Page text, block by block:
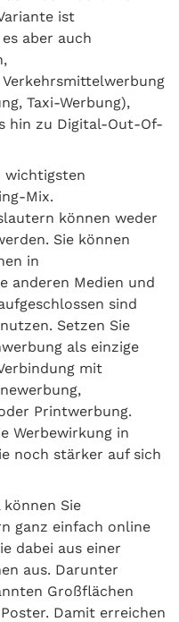
ist
aber auch
Taxi-Werbung),
hin zu Digital-Out-Of-
wichtigsten
Mix.
können weder
Sie können
in
anderen Medien und
sind
Setzen Sie
als einzige
mit
Printwerbung.
Werbewirkung in
noch stärker auf sich
Sie
ganz einfach online
dabei aus einer
aus. Darunter
Großflächen
Damit erreichen